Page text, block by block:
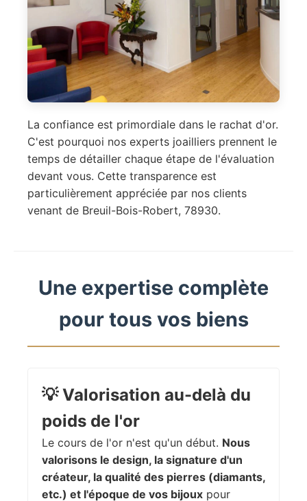
La confiance est primordiale dans le rachat d'or.
C'est pourquoi nos experts joailliers prennent le
temps de détailler chaque étape de l'évaluation
devant vous. Cette transparence est
particulièrement appréciée par nos clients
venant de Breuil-Bois-Robert, 78930.
Une expertise complète
pour tous vos biens
💡Valorisation au-delà du
poids de l'or
Le cours de l'or n'est qu'un début. Nous
valorisons le design, la signature d'un
créateur, la qualité des pierres (diamants,
etc.) et l'époque de vos bijoux pour